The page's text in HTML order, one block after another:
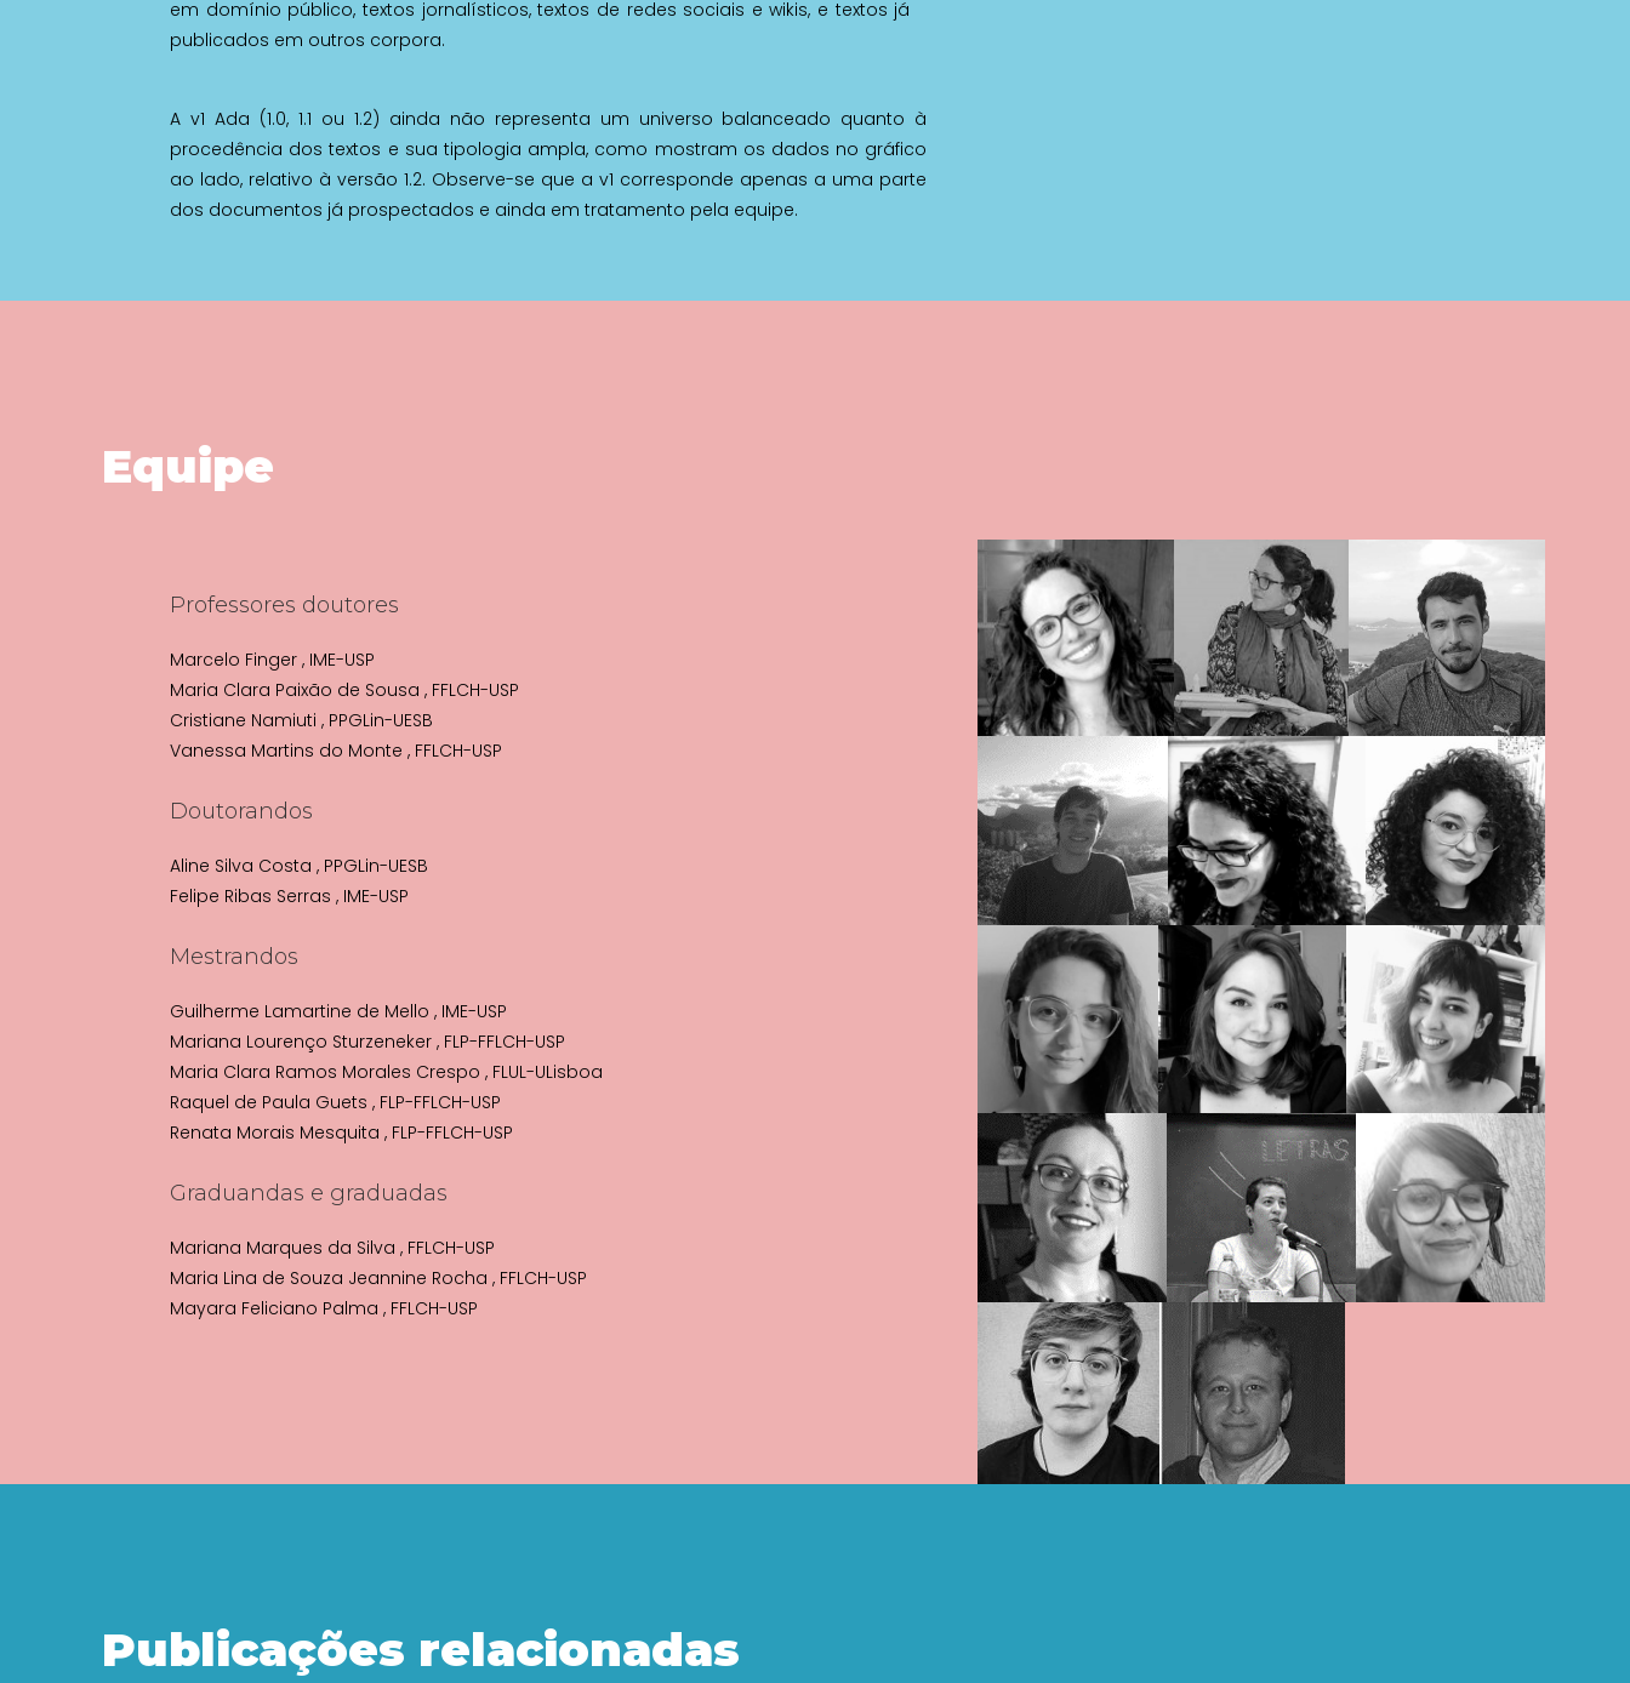
em domínio público, textos jornalísticos, textos de redes sociais e wikis, e textos já
publicados em outros corpora.
A v1 Ada (1.0, 1.1 ou 1.2) ainda não representa um universo balanceado quanto à
procedência dos textos e sua tipologia ampla, como mostram os dados no gráfico
ao lado, relativo à versão 1.2. Observe-se que a v1 corresponde apenas a uma parte
dos documentos já prospectados e ainda em tratamento pela equipe.
Equipe
Professores doutores
Marcelo Finger , IME-USP
Maria Clara Paixão de Sousa , FFLCH-USP
Cristiane Namiuti , PPGLin-UESB
Vanessa Martins do Monte , FFLCH-USP
Doutorandos
Aline Silva Costa , PPGLin-UESB
Felipe Ribas Serras , IME-USP
Mestrandos
Guilherme Lamartine de Mello , IME-USP
Mariana Lourenço Sturzeneker , FLP-FFLCH-USP
Maria Clara Ramos Morales Crespo , FLUL-ULisboa
Raquel de Paula Guets , FLP-FFLCH-USP
Renata Morais Mesquita , FLP-FFLCH-USP
Graduandas e graduadas
Mariana Marques da Silva , FFLCH-USP
Maria Lina de Souza Jeannine Rocha , FFLCH-USP
Mayara Feliciano Palma , FFLCH-USP
Publicações relacionadas